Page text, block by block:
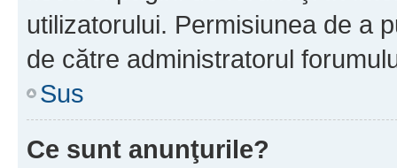
utilizatorului. Permisiunea de a
de către administratorul
Sus
Ce sunt anunţurile?